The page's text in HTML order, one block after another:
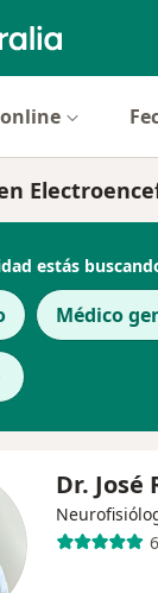
estás
Médico
Dr. José